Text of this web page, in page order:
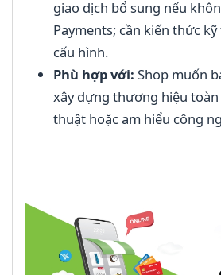
giao dịch bổ sung nếu
Payments; cần kiến thức
cấu hình.
Phù hợp với: Shop muốn
xây dựng thương hiệu
thuật hoặc am hiểu công